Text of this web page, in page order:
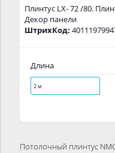
Плинтус LX- 72 /80.
Декор панели
ШтрихКод:
Длина
2 м
Потолочный плинтус